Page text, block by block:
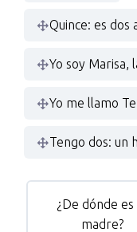
Quince: es dos
Yo soy Marisa,
Yo me llamo
Tengo dos: un
¿De dónde es
madre?